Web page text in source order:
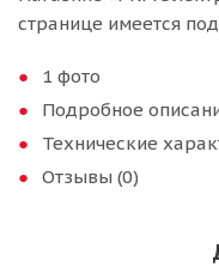
странице имеется
1 фото
Подробное
Технические
Отзывы (0)